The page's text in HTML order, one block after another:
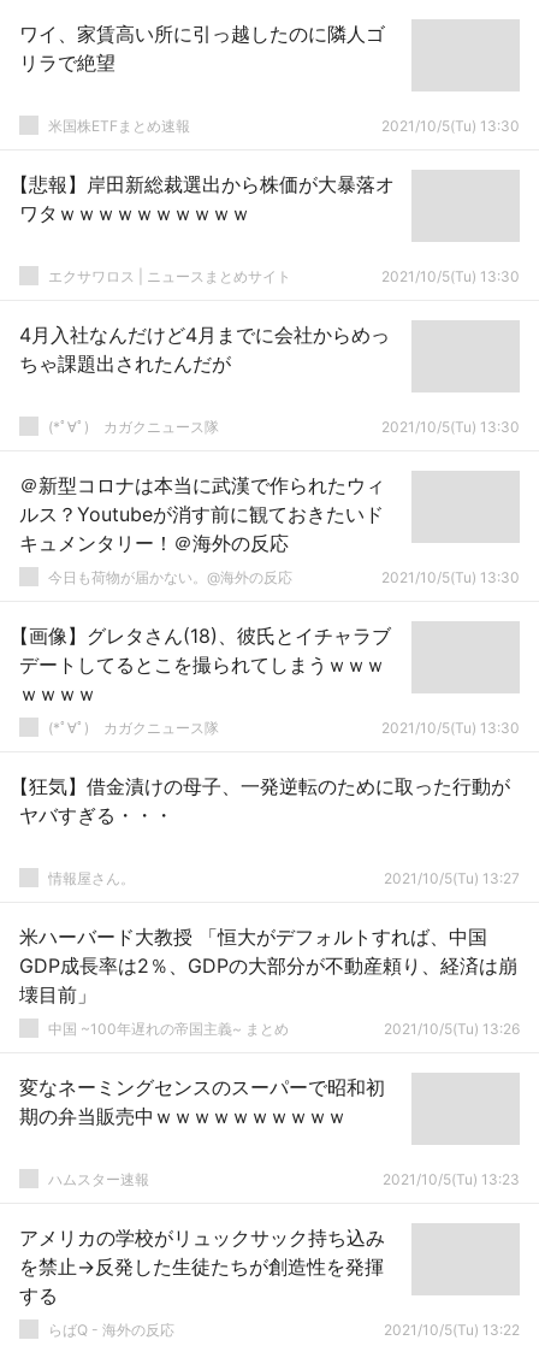
ワイ、家賃高い所に引っ越したのに隣人ゴ
リラで絶望
米国株ETFまとめ速報 2021/10/5(Tu) 13:30
【悲報】岸田新総裁選出から株価が大暴落オ
ワタｗｗｗｗｗｗｗｗｗｗ
エクサワロス | ニュースまとめサイト 2021/10/5(Tu) 13:30
4月入社なんだけど4月までに会社からめっ
ちゃ課題出されたんだが
(*ﾟ∀ﾟ)ゞカガクニュース隊 2021/10/5(Tu) 13:30
＠新型コロナは本当に武漢で作られたウィ
ルス？Youtubeが消す前に観ておきたいド
キュメンタリー！＠海外の反応
今日も荷物が届かない。@海外の反応 2021/10/5(Tu) 13:30
【画像】グレタさん(18)、彼氏とイチャラブ
デートしてるとこを撮られてしまうｗｗｗ
ｗｗｗｗ
(*ﾟ∀ﾟ)ゞカガクニュース隊 2021/10/5(Tu) 13:30
【狂気】借金漬けの母子、一発逆転のために取った行動が
ヤバすぎる・・・
情報屋さん。 2021/10/5(Tu) 13:27
米ハーバード大教授 「恒大がデフォルトすれば、中国
GDP成長率は2％、GDPの大部分が不動産頼り、経済は崩
壊目前」
中国 ~100年遅れの帝国主義~ まとめ 2021/10/5(Tu) 13:26
変なネーミングセンスのスーパーで昭和初
期の弁当販売中ｗｗｗｗｗｗｗｗｗｗ
ハムスター速報 2021/10/5(Tu) 13:23
アメリカの学校がリュックサック持ち込み
を禁止→反発した生徒たちが創造性を発揮
する
らばQ - 海外の反応 2021/10/5(Tu) 13:22